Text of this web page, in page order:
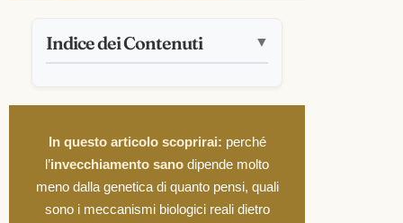
Indice dei Contenuti ▼
In questo articolo scoprirai: perché
l’invecchiamento sano dipende molto
meno dalla genetica di quanto pensi, quali
sono i meccanismi biologici reali dietro